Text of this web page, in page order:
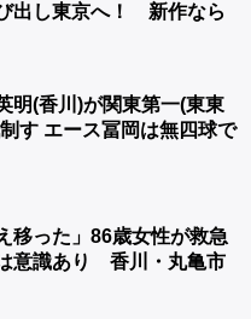
出し東京へ！ 新作なら
(香川)が関東第一(東東
す エース冨岡は無四球で
移った」86歳女性が救急
意識あり 香川・丸亀市